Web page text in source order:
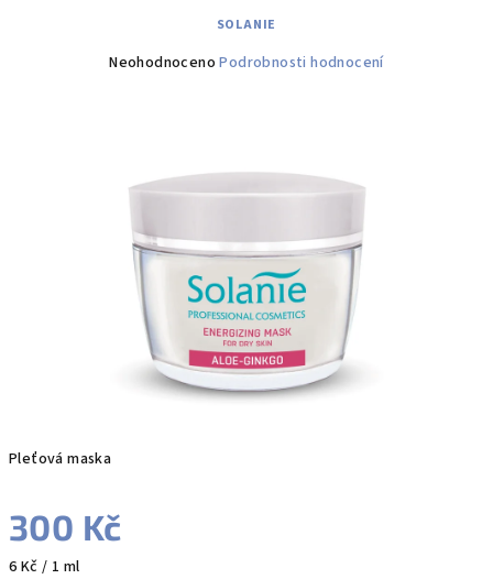
Pleťová maska
300 Kč
Měrná
6 Kč / 1 ml
SOLANIE
Průměrné
Neohodnoceno Podrobnosti hodnocení